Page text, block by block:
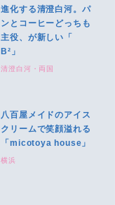
進化する清澄白河。パ
ンとコーヒーどっちも
主役、が新しい「
B²」
清澄白河・両国
八百屋メイドのアイス
クリームで笑顔溢れる
「micotoya house」
横浜